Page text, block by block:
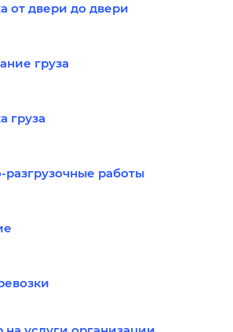
от двери до двери
груза
груза
разгрузочные работы